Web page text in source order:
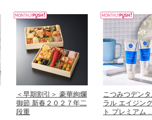
＜早期割引＞ 豪華絢爛
御節 新春２０２７年二
段重
こつみつデン
ラル エイジン
ト プレミアム